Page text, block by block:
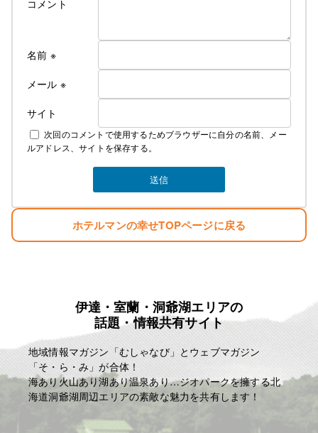
コメント
名前 ※
メール ※
サイト
次回のコメントで使用するためブラウザーに自分の名前、メー
ルアドレス、サイトを保存する。
ホテルマンの幸せTOPページに戻る
伊達・室蘭・洞爺湖エリアの
話題・情報共有サイト
地域情報マガジン「むしゃなび」とウェブマガジン
「そ・ら・み」が合体！
海あり火山あり湖あり温泉あり…ジオパークを擁する北
海道洞爺湖周辺エリアの素敵な魅力を共有します！